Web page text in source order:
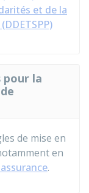
et de la
pour la
de mise en
en
.